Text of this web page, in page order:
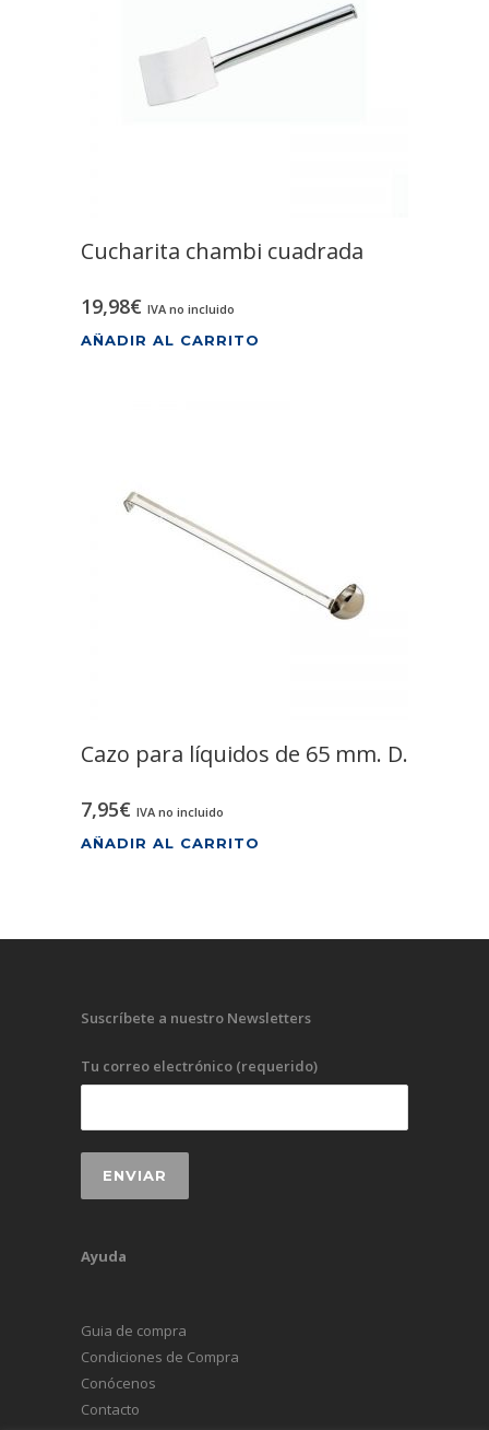
Cucharita chambi cuadrada
19,98€ IVA no incluido
AÑADIR AL CARRITO
Cazo para líquidos de 65 mm. D.
7,95€ IVA no incluido
AÑADIR AL CARRITO
Suscríbete a nuestro Newsletters
Tu correo electrónico (requerido)
Ayuda
Guia de compra
Condiciones de Compra
Conócenos
Contacto